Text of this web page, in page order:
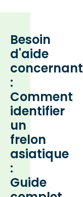
Besoin
d'aide
concernant
:
Comment
identifier
un
frelon
asiatique
:
Guide